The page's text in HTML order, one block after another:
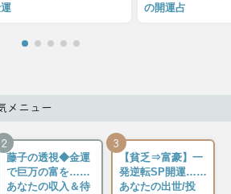
の開運占
メニュー
2
藤子の透視◆金運
で巨万の富を……
あなたの収入＆待
3
【貧乏⇒富豪】一
発逆転SP開運……
あなたの出世/投